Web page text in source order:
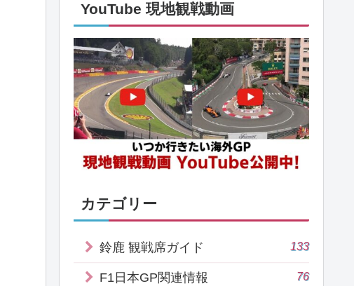
YouTube 現地観戦動画
カテゴリー
鈴鹿 観戦席ガイド 133
F1日本GP関連情報 76